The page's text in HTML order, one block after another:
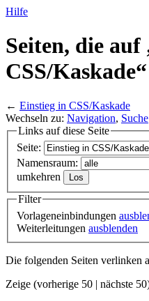
Hilfe
Seiten, die
CSS/
← Einstieg in CSS/Kaskade
Wechseln zu: Navigation, Suche
Links auf diese Seite
Seite:
Namensraum:
umkehren
Filter
Vorlageneinbindungen
Weiterleitungen ausblenden
Die folgenden Seiten verlinken
Zeige (vorherige 50 | nächste